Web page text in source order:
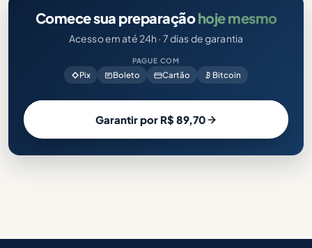
Comece sua preparaçãohoje mesmo
Acesso em até 24h · 7 dias de garantia
PAGUE COM
Pix Boleto Cartão Bitcoin
Garantir por R$ 89,70